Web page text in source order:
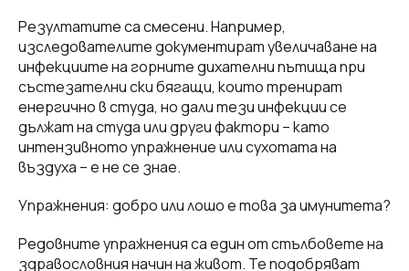
Резултатите са смесени. Например,
изследователите документират увеличаване на
инфекциите на горните дихателни пътища при
състезателни ски бягащи, които тренират
енергично в студа, но дали тези инфекции се
дължат на студа или други фактори – като
интензивното упражнение или сухотата на
въздуха – е не се знае.
Упражнения: добро или лошо е това за имунитета?
Редовните упражнения са един от стълбовете на
здравословния начин на живот. Те подобряват